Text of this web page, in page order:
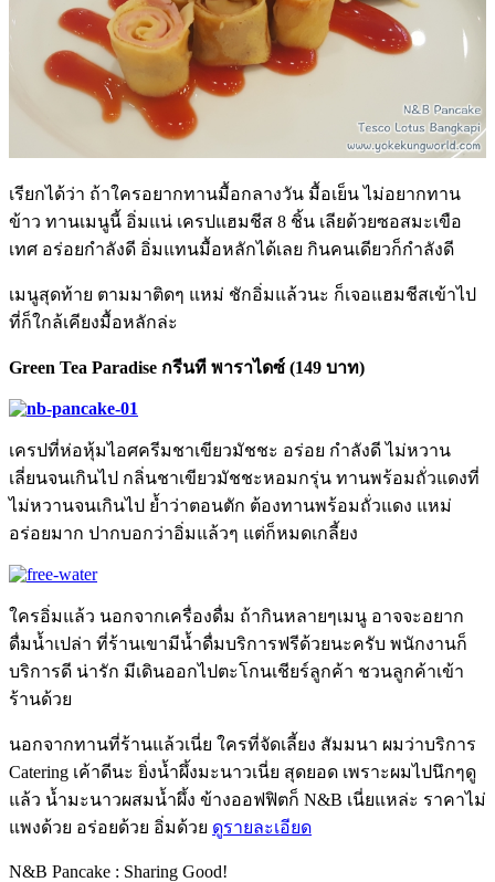
เรียกได้ว่า ถ้าใครอยากทานมื้อกลางวัน มื้อเย็น ไม่อยากทาน
ข้าว ทานเมนูนี้ อิ่มแน่ เครปแฮมชีส 8 ชิ้น เลียด้วยซอสมะเขือ
เทศ อร่อยกำลังดี อิ่มแทนมื้อหลักได้เลย กินคนเดียวก็กำลังดี
เมนูสุดท้าย ตามมาติดๆ แหม่ ชักอิ่มแล้วนะ ก็เจอแฮมชีสเข้าไป
ที่ก็ใกล้เคียงมื้อหลักล่ะ
Green Tea Paradise กรีนที พาราไดซ์ (149 บาท)
เครปที่ห่อหุ้มไอศครีมชาเขียวมัชชะ อร่อย กำลังดี ไม่หวาน
เลี่ยนจนเกินไป กลิ่นชาเขียวมัชชะหอมกรุ่น ทานพร้อมถั่วแดงที่
ไม่หวานจนเกินไป ย้ำว่าตอนตัก ต้องทานพร้อมถั่วแดง แหม่
อร่อยมาก ปากบอกว่าอิ่มแล้วๆ แต่ก็หมดเกลี้ยง
ใครอิ่มแล้ว นอกจากเครื่องดื่ม ถ้ากินหลายๆเมนู อาจจะอยาก
ดื่มน้ำเปล่า ที่ร้านเขามีน้ำดื่มบริการฟรีด้วยนะครับ พนักงานก็
บริการดี น่ารัก มีเดินออกไปตะโกนเชียร์ลูกค้า ชวนลูกค้าเข้า
ร้านด้วย
นอกจากทานที่ร้านแล้วเนี่ย ใครที่จัดเลี้ยง สัมมนา ผมว่าบริการ
Catering เค้าดีนะ ยิ่งน้ำผึ้งมะนาวเนี่ย สุดยอด เพราะผมไปนึกๆดู
แล้ว น้ำมะนาวผสมน้ำผึ้ง ข้างออฟฟิตก็ N&B เนี่ยแหล่ะ ราคาไม่
แพงด้วย อร่อยด้วย อิ่มด้วย ดูรายละเอียด
N&B Pancake : Sharing Good!